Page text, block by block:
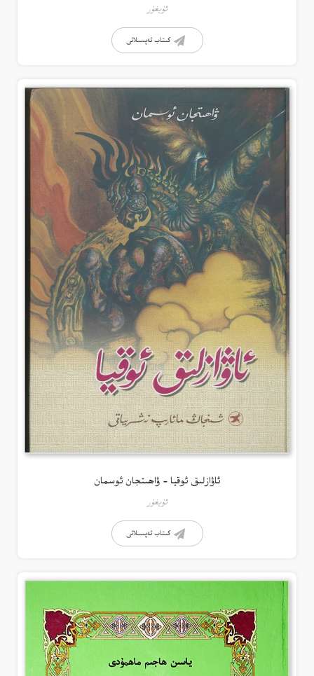
ئۇيغۇر
كىتاب تەپسىلاتى
ئاۋازلىق ئوقيا – ۋاھىتجان ئوسمان
ئۇيغۇر
كىتاب تەپسىلاتى